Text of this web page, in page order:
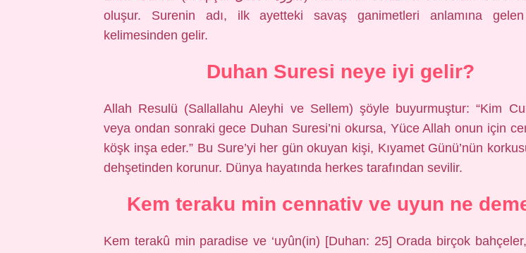
oluşur. Surenin adı, ilk ayetteki savaş ganimetleri anlamına gelen
kelimesinden gelir.
Duhan Suresi neye iyi gelir?
Allah Resulü (Sallallahu Aleyhi ve Sellem) şöyle buyurmuştur: “Kim
veya ondan sonraki gece Duhan Suresi’ni okursa, Yüce Allah onun için
köşk inşa eder.” Bu Sure’yi her gün okuyan kişi, Kıyamet Günü’nün
dehşetinden korunur. Dünya hayatında herkes tarafından sevilir.
Kem teraku min cennativ ve uyun ne
Kem terakû min paradise ve ‘uyûn(in) [Duhan: 25] Orada birçok